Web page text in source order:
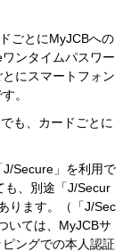
ごとにMyJCBへの
ンタイムパスワー
にスマートフォン
。
も、カードごとに
Secure」を利用で
も、別途「J/Secur
ります。（「J/Sec
いては、MyJCBサ
ングでの本人認証